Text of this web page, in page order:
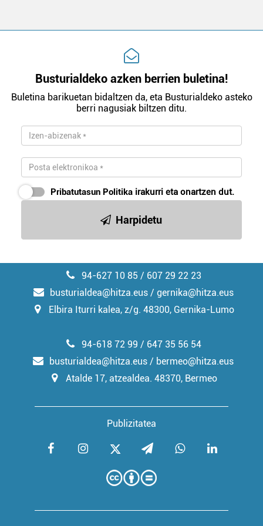
Busturialdeko azken berrien buletina!
Buletina barikuetan bidaltzen da, eta Busturialdeko asteko
berri nagusiak biltzen ditu.
Pribatutasun Politika irakurri eta onartzen dut.
Harpidetu
94-627 10 85 / 607 29 22 23
busturialdea@hitza.eus / gernika@hitza.eus
Elbira Iturri kalea, z/g. 48300, Gernika-Lumo
Publizitatea
94-618 72 99 / 647 35 56 54
busturialdea@hitza.eus / bermeo@hitza.eus
Atalde 17, atzealdea. 48370, Bermeo